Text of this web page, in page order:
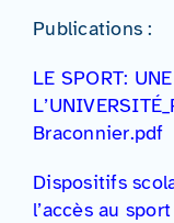
Publications :
LE SPORT:
Braconnier.pdf
Dispositifs
l’accès au